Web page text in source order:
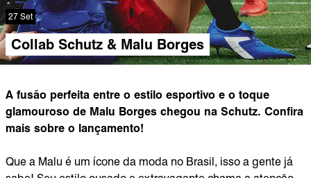
27 Set
Collab Schutz & Malu Borges
A fusão perfeita entre o estilo esportivo e o toque
glamouroso de Malu Borges chegou na Schutz. Confira
mais sobre o lançamento!
Que a Malu é um ícone da moda no Brasil, isso a gente já